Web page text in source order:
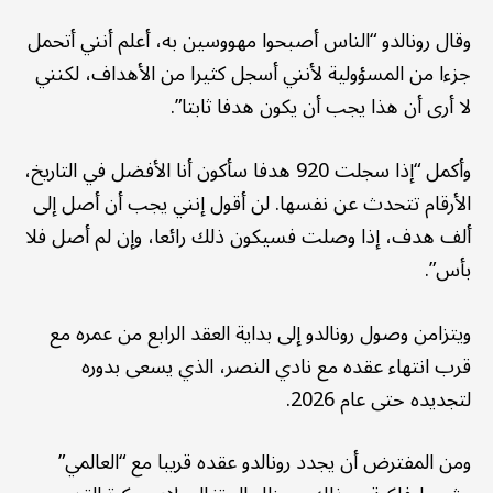
وقال رونالدو “الناس أصبحوا مهووسين به، أعلم أنني أتحمل
جزءا من المسؤولية لأنني أسجل كثيرا من الأهداف، لكنني
لا أرى أن هذا يجب أن يكون هدفا ثابتا”.
وأكمل “إذا سجلت 920 هدفا سأكون أنا الأفضل في التاريخ،
الأرقام تتحدث عن نفسها. لن أقول إنني يجب أن أصل إلى
ألف هدف، إذا وصلت فسيكون ذلك رائعا، وإن لم أصل فلا
بأس”.
ويتزامن وصول رونالدو إلى بداية العقد الرابع من عمره مع
قرب انتهاء عقده مع نادي النصر، الذي يسعى بدوره
لتجديده حتى عام 2026.
ومن المفترض أن يجدد رونالدو عقده قريبا مع “العالمي”